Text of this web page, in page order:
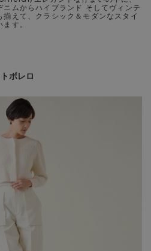
ニムからハイブランド そしてヴィンテ
揃えて、クラシック＆モダンなスタイ
す。
ボレロ